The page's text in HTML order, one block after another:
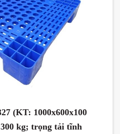
(KT: 1000x600x100
kg; trọng tải tĩnh